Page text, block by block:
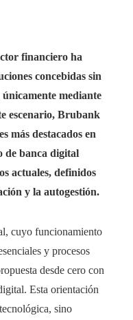
financiero ha
concebidas sin
mediante
escenario, Brubank
más destacados en
de banca digital
actuales, definidos
y la autogestión.
cuyo funcionamiento
y procesos
desde cero con
Esta orientación
sino